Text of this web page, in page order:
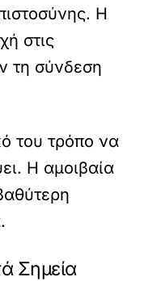
Η
στις
τη σύνδεση
του τρόπο να
Η αμοιβαία
Σημεία